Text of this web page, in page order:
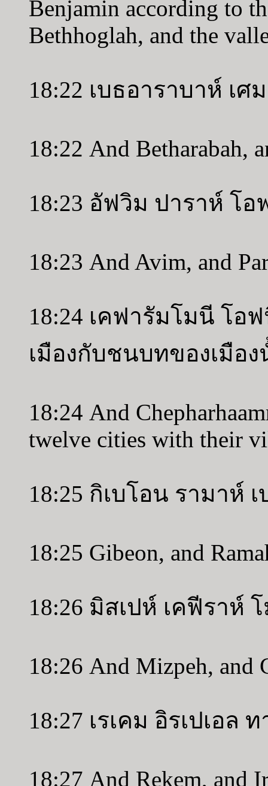
Benjamin according to
Bethhoglah, and the
18:22 เบธอาราบาห์ เศ
18:22 And Betharabah,
18:23 อัฟวิม ปาราห์ โอ
18:23 And Avim, and
18:24 เคฟารัมโมนี โอ
เมืองกับชนบทของเมือ
18:24 And
twelve cities with their
18:25 กิเบโอน รามาห์ เ
18:25 Gibeon, and
18:26 มิสเปห์ เคฟีราห์
18:26 And Mizpeh, and
18:27 เรเคม อิรเปเอล
18:27 And Rekem, and